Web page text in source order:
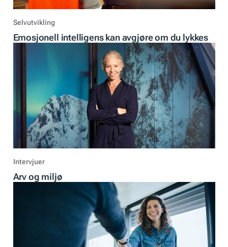
Selvutvikling
Emosjonell intelligens kan avgjøre om du lykkes
Intervjuer
Arv og miljø